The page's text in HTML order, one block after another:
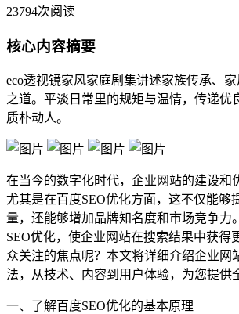
23794次阅读
核心内容摘要
eco透视镜家风家庭剧集讲述家族传承、
之道。平淡日常里的规矩与温情，传递优
质朴动人。
在当今的数字化时代，企业网站的建设和
尤其是在百度SEO优化方面，这不仅能够
量，还能够增加品牌知名度和市场竞争力
SEO优化，使企业网站在搜索结果中获得
众关注的焦点呢？本文将详细介绍企业网
法，从技术、内容到用户体验，为您提供
一、了解百度SEO优化的基本原理